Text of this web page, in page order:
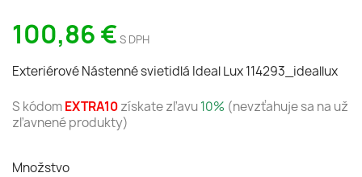
100,86 €S DPH
Exteriérové Nástenné svietidlá Ideal Lux 114293_ideallux
S kódomEXTRA10získate zľavu10% (nevzťahuje sa na už
zľavnené produkty)
Množstvo